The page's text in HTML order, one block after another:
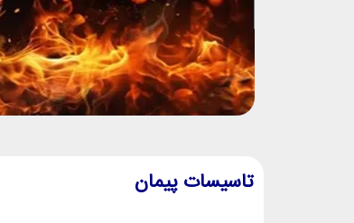
تاسیسات پیمان